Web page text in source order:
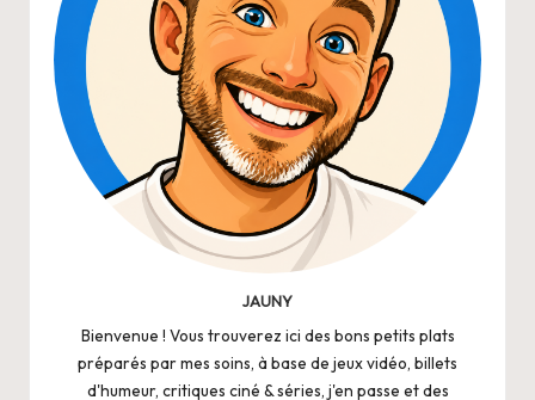
JAUNY
Bienvenue ! Vous trouverez ici des bons petits plats
préparés par mes soins, à base de jeux vidéo, billets
d'humeur, critiques ciné & séries, j'en passe et des